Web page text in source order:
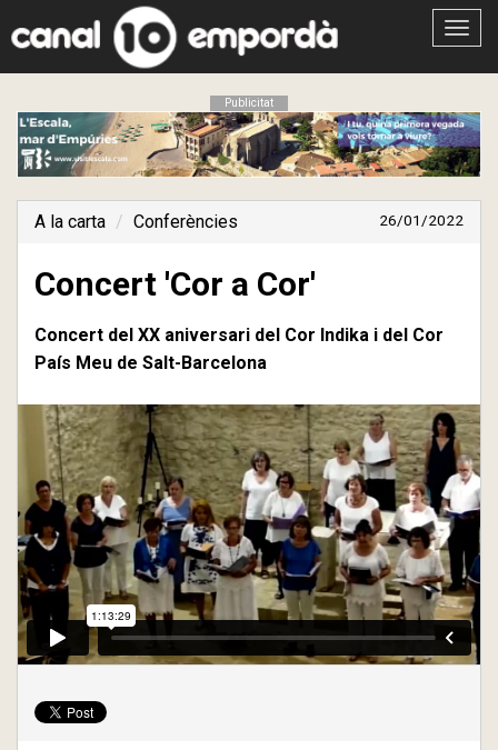
Obrir
Publicitat
A la carta Conferències 26/01/2022
Concert 'Cor a Cor'
Concert del XX aniversari del Cor Indika i del Cor
País Meu de Salt-Barcelona